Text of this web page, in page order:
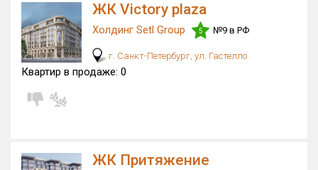
Домов с апартаментами
Поселков таунхаусов
Блокированных домов
Квартир, апартаментов,
ЖК Victory plaza
Холдинг Setl Group 5 №9 в РФ
г. Санкт-Петербург, ул. Гастелло
Квартир в продаже: 0
ЖК Притяжение